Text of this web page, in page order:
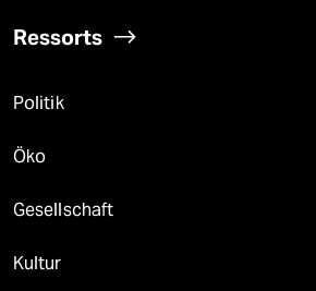
Ressorts
Politik
Öko
Gesellschaft
Kultur